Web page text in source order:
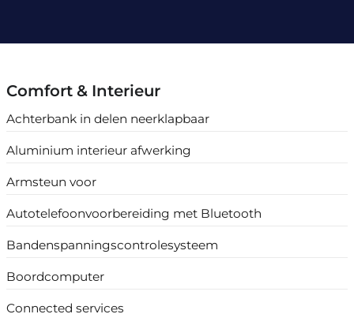
Comfort & Interieur
Achterbank in delen neerklapbaar
Aluminium interieur afwerking
Armsteun voor
Autotelefoonvoorbereiding met Bluetooth
Bandenspanningscontrolesysteem
Boordcomputer
Connected services